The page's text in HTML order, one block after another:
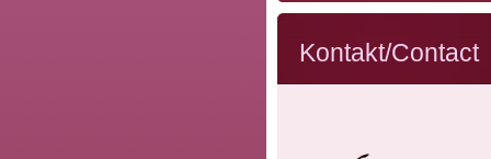
Kontakt/Contact